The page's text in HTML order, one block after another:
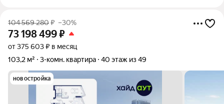
104 569 280₽ –30%
73 198 499₽
от 375 603 ₽ в месяц
103,2 м²
3-комн. квартира 40 этаж из 49
новостройка